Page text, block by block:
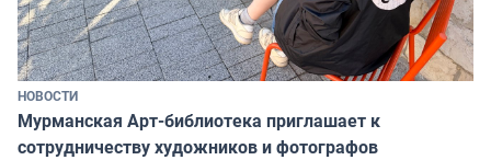
НОВОСТИ
Мурманская Арт-библиотека приглашает к
сотрудничеству художников и фотографов